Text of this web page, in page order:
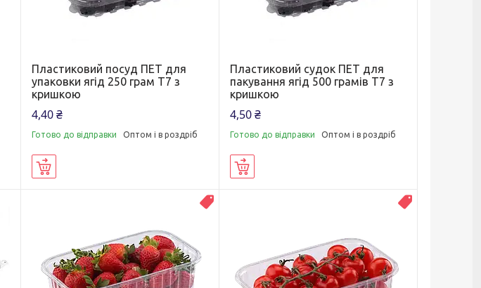
Пластиковий посуд ПЕТ для
упаковки ягід 250 грам T7 з
кришкою
4,40 ₴
Готово до відправки Оптом і в роздріб
Пластиковий судок ПЕТ для
пакування ягід 500 грамів T7 з
кришкою
4,50 ₴
Готово до відправки Оптом і в роздріб